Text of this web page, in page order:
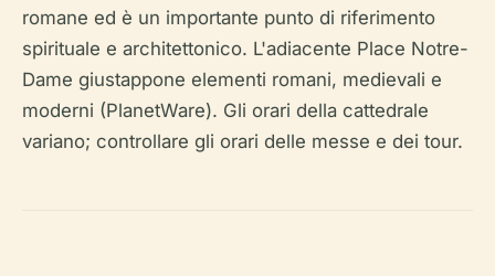
romane ed è un importante punto di riferimento
spirituale e architettonico. L'adiacente Place Notre-
Dame giustappone elementi romani, medievali e
moderni (PlanetWare). Gli orari della cattedrale
variano; controllare gli orari delle messe e dei tour.